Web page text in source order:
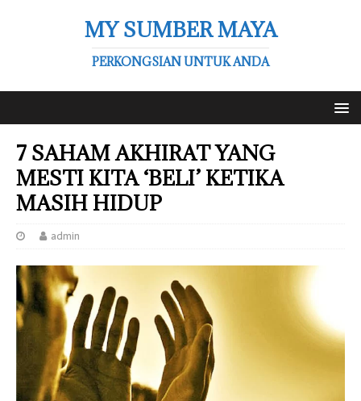
MY SUMBER MAYA
PERKONGSIAN UNTUK ANDA
7 SAHAM AKHIRAT YANG
MESTI KITA ‘BELI’ KETIKA
MASIH HIDUP
admin